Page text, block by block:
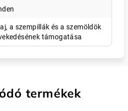
a szempillák és a szemöldök
támogatása
termékek